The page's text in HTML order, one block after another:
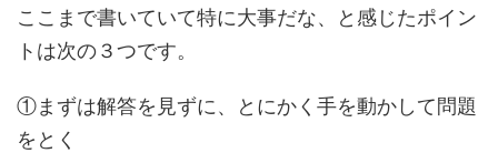
ここまで書いていて特に大事だな、と感じたポイン
トは次の３つです。
①まずは解答を見ずに、とにかく手を動かして問題
をとく